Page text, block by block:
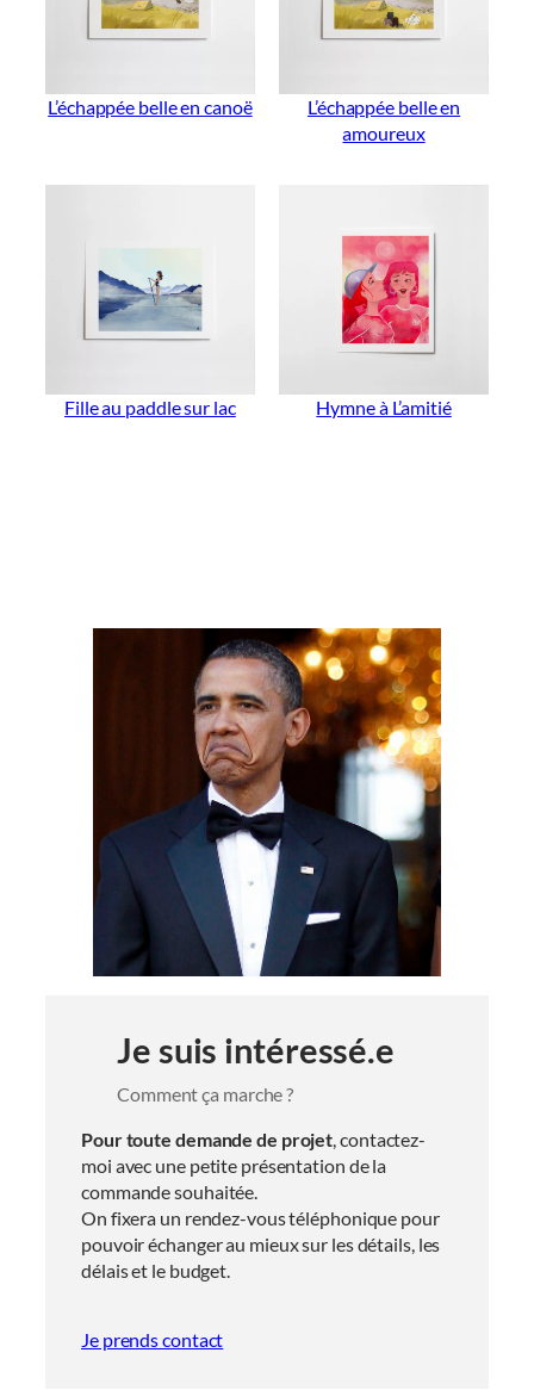
L’échappée belle en canoë
L’échappée belle en
amoureux
Fille au paddle sur lac Hymne à L’amitié
Je suis intéressé.e
Comment ça marche ?
Pour toute demande de projet, contactez-
moi avec une petite présentation de la
commande souhaitée.
On fixera un rendez-vous téléphonique pour
pouvoir échanger au mieux sur les détails, les
délais et le budget.
Je prends contact